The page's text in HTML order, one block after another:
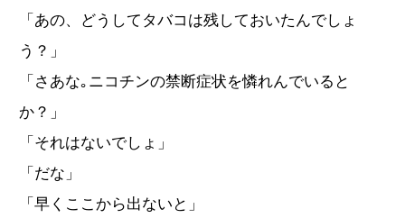
「あの、どうしてタバコは残しておいたんでしょ
う？」
「さあな｡ニコチンの禁断症状を憐れんでいると
か？」
「それはないでしょ」
「だな」
「早くここから出ないと」